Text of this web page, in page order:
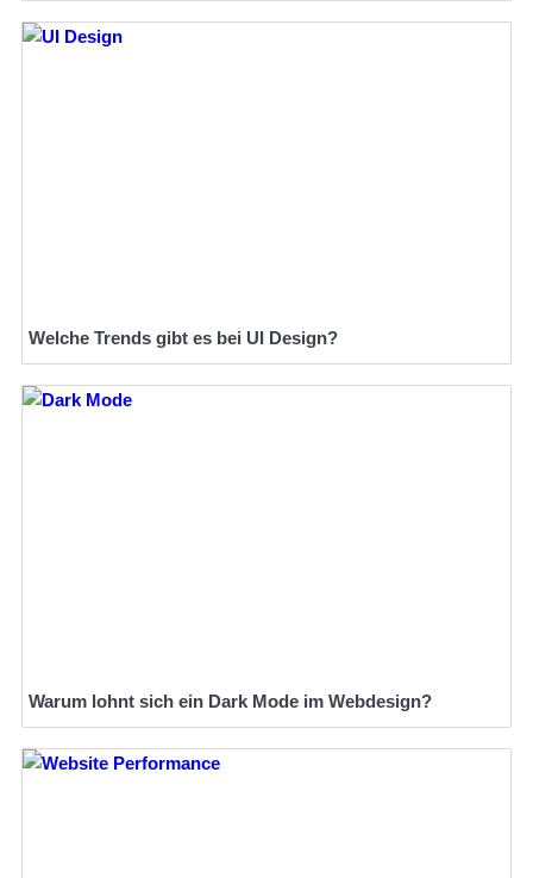
Welche Trends gibt es bei UI Design?
Warum lohnt sich ein Dark Mode im Webdesign?